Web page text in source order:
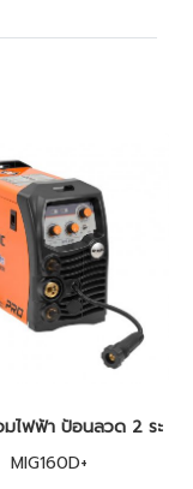
MIG160-
มไฟฟ้า ป้อนลวด 2 ระบบ
MIG160D+